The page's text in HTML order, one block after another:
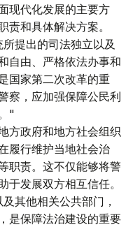
现代化发展的主要方
责和具体解决方案。
提出的司法独立以及
自由、严格依法办事和
国家第二次改革的重
察，应加强保障公民利
"
方政府和地方社会组织
履行维护当地社会治
职责。这不仅能够将警
于发展双方相互信任。
其他相关公共部门，
是保障法治建设的重要